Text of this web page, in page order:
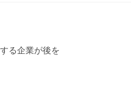
る企業が後を